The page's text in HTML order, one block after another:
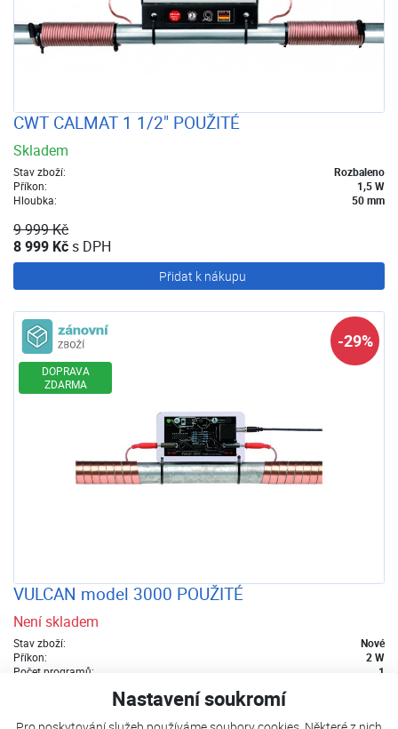
Nastavení soukromí
CWT CALMAT 1 1/2" POUŽITÉ
Skladem
Stav zboží:
Rozbaleno
Příkon:
1,5 W
Hloubka:
50 mm
9 999 Kč
8 999 Kčs DPH
Přidat k nákupu
DOPRAVA
ZDARMA
-29%
VULCAN model 3000 POUŽITÉ
Není skladem
Stav zboží:
Nové
Příkon:
2 W
Počet programů:
1
15 718 Kč
s DPH